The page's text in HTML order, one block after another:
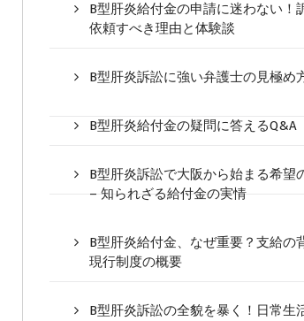
B型肝炎給付金の申請に迷わない！
依頼すべき理由と体験談
B型肝炎訴訟に強い弁護士の見極め
B型肝炎給付金の疑問に答えるQ&A
B型肝炎訴訟で大阪から始まる希望
– 知られざる給付金の実情
B型肝炎給付金、なぜ重要？支給の
現行制度の概要
B型肝炎訴訟の全貌を暴く！日常生